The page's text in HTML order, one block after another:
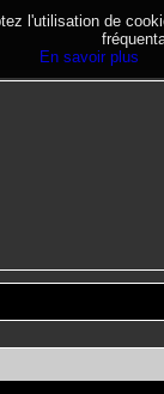
l'utilisation de
En savoir plus